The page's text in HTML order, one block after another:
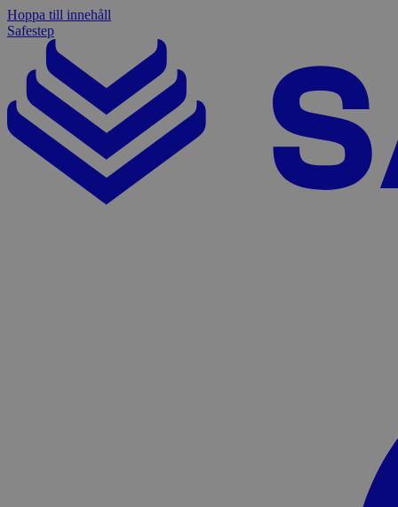
Hoppa till innehåll
Safestep